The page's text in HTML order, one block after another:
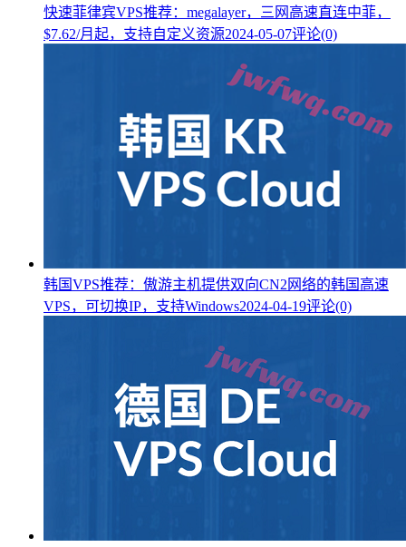
快速菲律宾VPS推荐：megalayer，三网高速直连中菲，
$7.62/月起，支持自定义资源2024-05-07评论(0)
韩国VPS推荐：傲游主机提供双向CN2网络的韩国高速
VPS，可切换IP，支持Windows2024-04-19评论(0)